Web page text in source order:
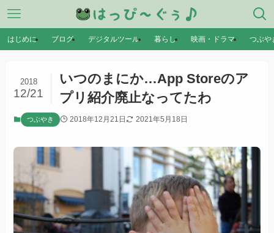
はじめに ブログ デジタルツール 暮らし 映画・ドラマ つぶや
いつのまにか…App Storeのア
プリ紹介廃止なってたわ
2018
12/21
つぶやき 2018年12月21日 2021年5月18日